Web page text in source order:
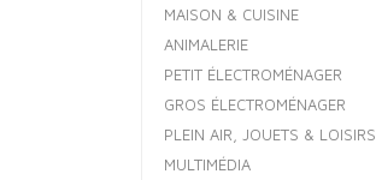
MAISON & CUISINE
ANIMALERIE
PETIT ÉLECTROMÉNAGER
GROS ÉLECTROMÉNAGER
PLEIN AIR, JOUETS & LOISIRS
MULTIMÉDIA